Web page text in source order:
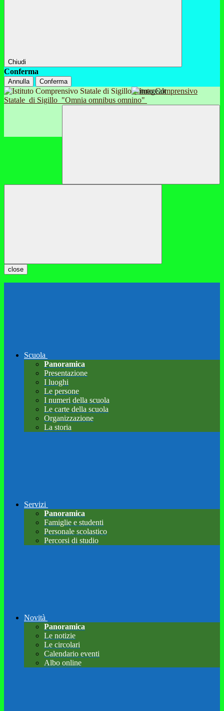
Chiudi
Conferma
Annulla Conferma
Istituto Comprensivo
Statale di Sigillo "Omnia omnibus omnino"
close
Scuola
Panoramica
Presentazione
I luoghi
Le persone
I numeri della scuola
Le carte della scuola
Organizzazione
La storia
Servizi
Panoramica
Famiglie e studenti
Personale scolastico
Percorsi di studio
Novità
Panoramica
Le notizie
Le circolari
Calendario eventi
Albo online